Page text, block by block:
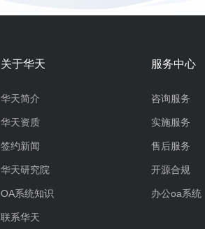
关于华天
华天简介
华天资质
签约新闻
华天研究院
OA系统知识
联系华天
服务中心
咨询服务
实施服务
售后服务
开源合规
办公oa系统